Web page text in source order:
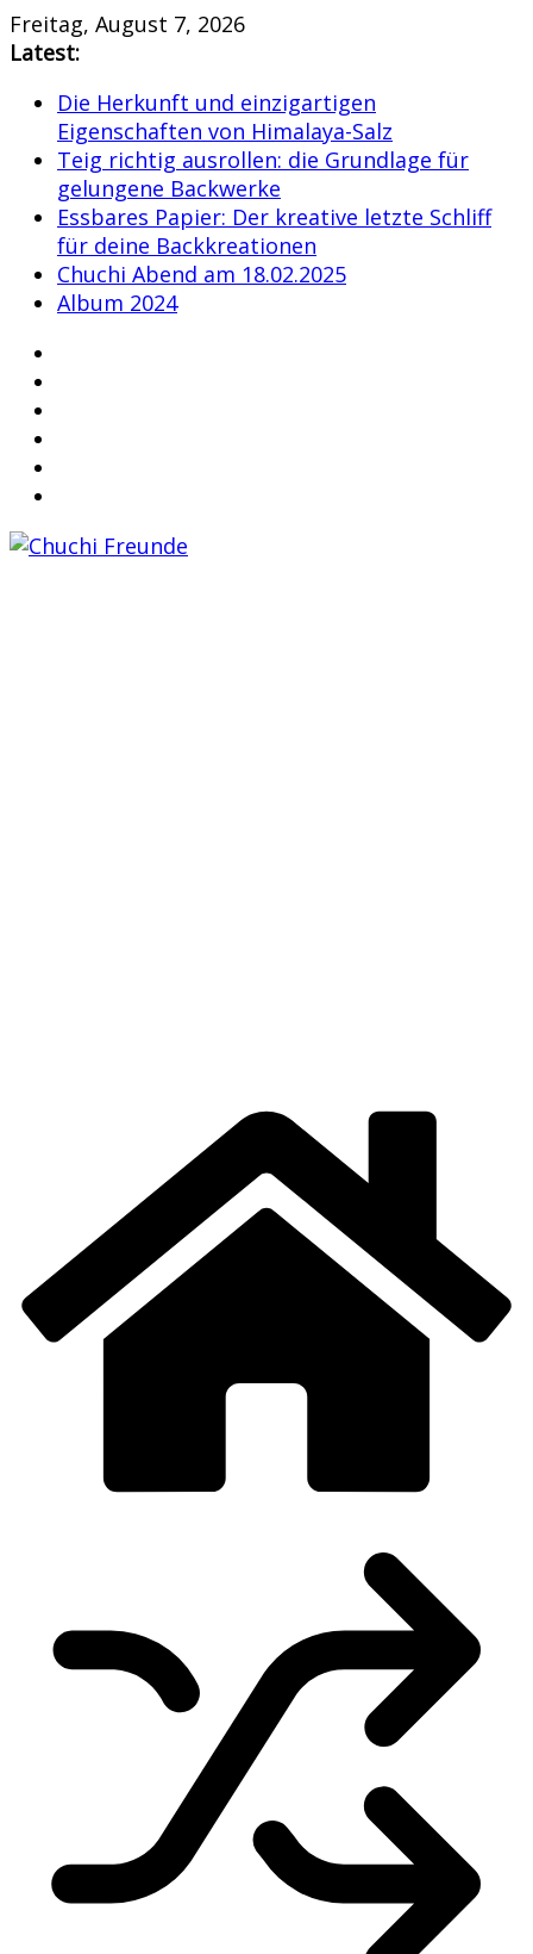
Skip
to
Freitag, August 7, 2026
Latest:
Die Herkunft und einzigartigen
Eigenschaften von Himalaya-Salz
Teig richtig ausrollen: die Grundlage für
gelungene Backwerke
Essbares Papier: Der kreative letzte Schliff
für deine Backkreationen
Chuchi Abend am 18.02.2025
Album 2024